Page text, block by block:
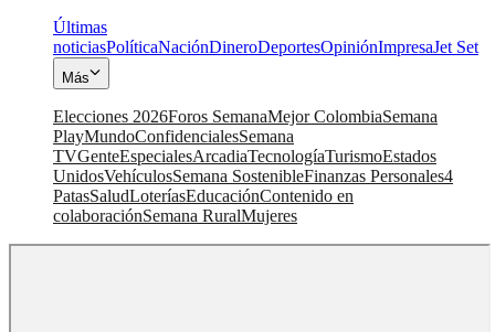
Últimas
noticiasPolíticaNaciónDineroDeportesOpiniónImpresaJet Set
Más
Elecciones 2026Foros SemanaMejor ColombiaSemana
PlayMundoConfidencialesSemana
TVGenteEspecialesArcadiaTecnologíaTurismoEstados
UnidosVehículosSemana SostenibleFinanzas Personales4
PatasSaludLoteríasEducaciónContenido en
colaboraciónSemana RuralMujeres